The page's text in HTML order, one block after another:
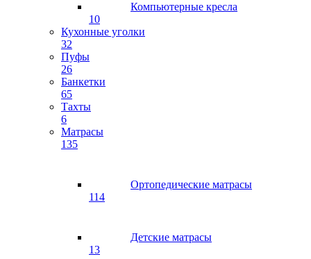
Компьютерные кресла
10
Кухонные уголки
32
Пуфы
26
Банкетки
65
Тахты
6
Матрасы
135
Ортопедические матрасы
114
Детские матрасы
13